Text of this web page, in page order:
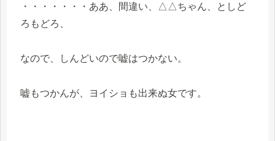
・・・・・・・ああ、間違い、△△ちゃん、としど
ろもどろ、
なので、しんどいので嘘はつかない。
嘘もつかんが、ヨイショも出来ぬ女です。